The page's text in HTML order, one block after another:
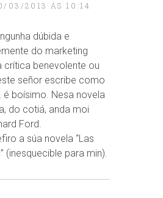
03/2013 ÁS 10:14
dúbida e
do marketing
crítica benevolente ou
señor escribe como
boísimo. Nesa novela
do cotiá, anda moi
Ford.
a súa novela “Las
(inesquecible para min).